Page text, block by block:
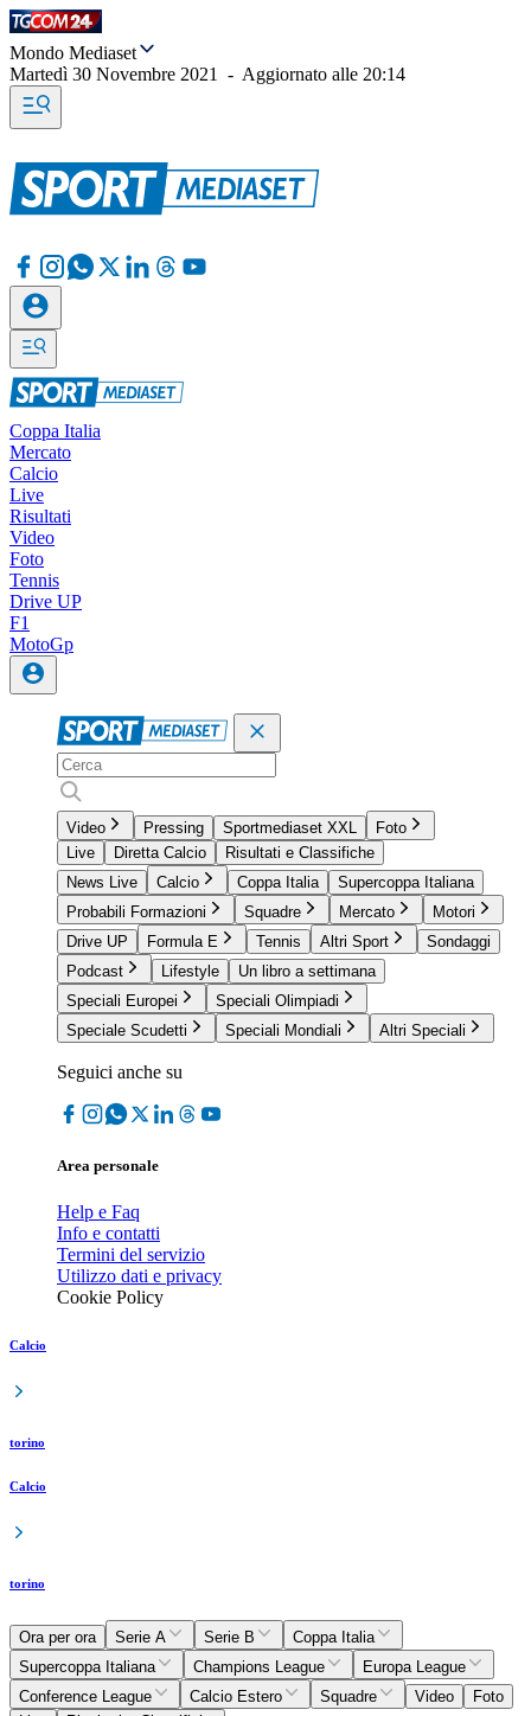
Mondo Mediaset
Martedì 30 Novembre 2021
- Aggiornato alle 20:14
Coppa Italia
Mercato
Calcio
Live
Risultati
Video
Foto
Tennis
Drive UP
F1
MotoGp
Video Pressing Sportmediaset XXL
Foto
Live
Diretta Calcio
Risultati e Classifiche
News Live
Calcio Coppa Italia
Supercoppa Italiana
Probabili Formazioni
Squadre Mercato
Motori
Drive UP
Formula E Tennis Altri Sport
Sondaggi
Podcast
Lifestyle
Un libro a settimana
Speciali Europei
Speciali Olimpiadi
Speciale Scudetti
Speciali Mondiali Altri Speciali
Seguici anche su
Area personale
Help e Faq
Info e contatti
Termini del servizio
Utilizzo dati e privacy
Cookie Policy
Calcio
torino
Calcio
torino
Ora per ora Serie A Serie B
Coppa Italia
Supercoppa Italiana
Champions League
Europa League
Conference League
Calcio Estero Squadre Video
Foto